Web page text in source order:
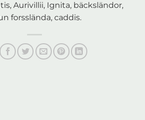
Aurivillii, Ignita, bäcksländor,
forsslända, caddis.